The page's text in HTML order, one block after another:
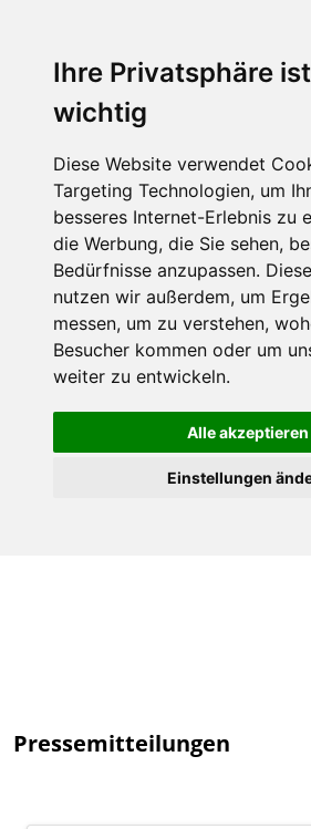
Ihre Privatsphäre
wichtig
Diese Website verwendet
Targeting Technologien, um
besseres Internet-Erlebnis zu
die Werbung, die Sie sehen,
Bedürfnisse anzupassen.
nutzen wir außerdem, um
messen, um zu verstehen,
Besucher kommen oder um
weiter zu entwickeln.
Alle akzeptieren
Einstellungen
Pressemitteilungen